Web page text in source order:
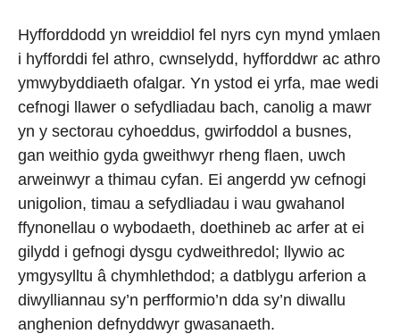
Hyfforddodd yn wreiddiol fel nyrs cyn mynd ymlaen
i hyfforddi fel athro, cwnselydd, hyfforddwr ac athro
ymwybyddiaeth ofalgar. Yn ystod ei yrfa, mae wedi
cefnogi llawer o sefydliadau bach, canolig a mawr
yn y sectorau cyhoeddus, gwirfoddol a busnes,
gan weithio gyda gweithwyr rheng flaen, uwch
arweinwyr a thimau cyfan. Ei angerdd yw cefnogi
unigolion, timau a sefydliadau i wau gwahanol
ffynonellau o wybodaeth, doethineb ac arfer at ei
gilydd i gefnogi dysgu cydweithredol; llywio ac
ymgysylltu â chymhlethdod; a datblygu arferion a
diwylliannau sy’n perfformio’n dda sy’n diwallu
anghenion defnyddwyr gwasanaeth.